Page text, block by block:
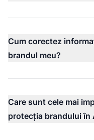
Cum corectez
brandul meu?
Care sunt cele mai
protecția brandului în